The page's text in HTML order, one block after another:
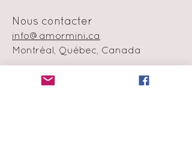
Nous contacter
info@amormini.ca
Montréal, Québec, Canada
Politique en matière de cookie